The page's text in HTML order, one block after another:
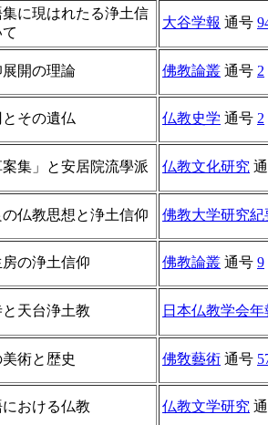
に現はれたる浄土信
大谷学報 通号
開の理論 佛教論叢 通号 2
その遺仏 仏教史学 通号 2
集」と安居院流學派 仏教文化研究
仏教思想と浄土信仰 佛教大学研究紀
の浄土信仰 佛教論叢 通号 9
と天台浄土教 日本仏教学会年
術と歴史 佛敎藝術 通号
おける仏教 仏教文学研究